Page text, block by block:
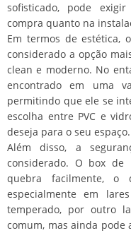
sofisticado, pode
compra quanto na
Em termos de estética,
considerado a opção
clean e moderno. No
encontrado em uma
permitindo que ele se
escolha entre PVC e
deseja para o seu espaço.
Além disso, a
considerado. O box de
quebra facilmente, o
especialmente em
temperado, por outro
comum, mas ainda pode